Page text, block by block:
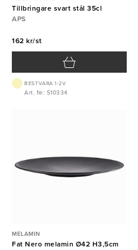
Tillbringare svart stål 35cl
APS
162 kr/st
BEST.VARA 1-2V
Art. Nr: S10334
MELAMIN
Fat Nero melamin Ø42 H3,5cm